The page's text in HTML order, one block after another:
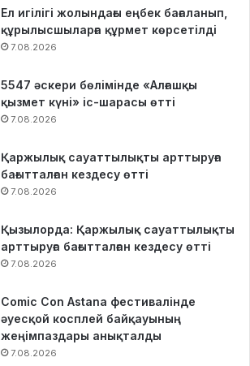
Ел игілігі жолындағы еңбек бағаланып,
құрылысшыларға құрмет көрсетілді
7.08.2026
5547 әскери бөлімінде «Алғашқы
қызмет күні» іс-шарасы өтті
7.08.2026
Қаржылық сауаттылықты арттыруға
бағытталған кездесу өтті
7.08.2026
Қызылорда: Қаржылық сауаттылықты
арттыруға бағытталған кездесу өтті
7.08.2026
Comic Con Astana фестивалінде
әуесқой косплей байқауының
жеңімпаздары анықталды
7.08.2026